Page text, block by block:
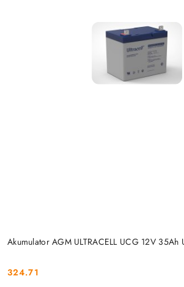
Akumulator AGM ULTRACELL UCG 12V 35Ah
Cena:
324.71